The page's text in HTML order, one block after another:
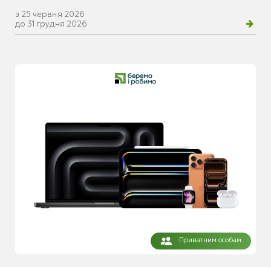
з 25 червня 2026
до 31 грудня 2026
Приватним особам